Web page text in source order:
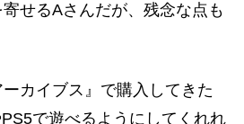
せるAさんだが、残念な点も
ーカイブス』で購入してきた
で遊べるようにしてくれれ